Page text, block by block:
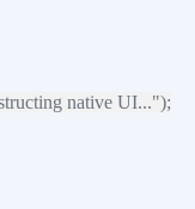
native UI...");